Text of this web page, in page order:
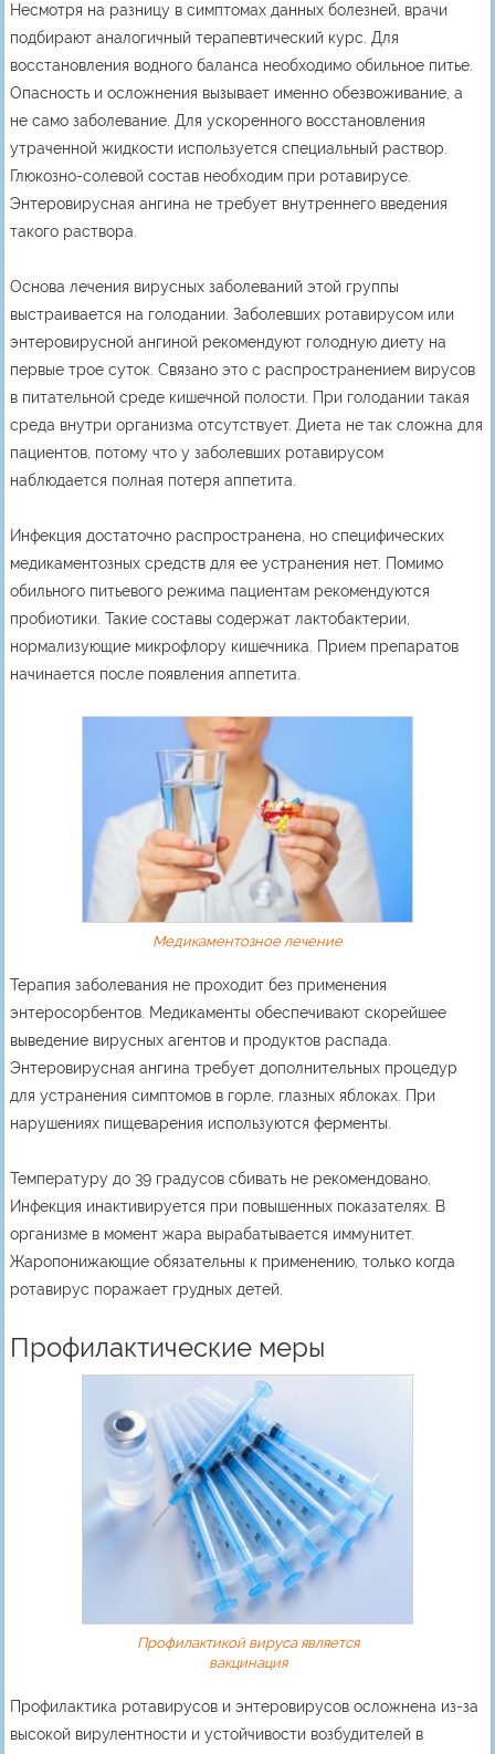
Несмотря на разницу в симптомах данных болезней, врачи
подбирают аналогичный терапевтический курс. Для
восстановления водного баланса необходимо обильное питье.
Опасность и осложнения вызывает именно обезвоживание, а
не само заболевание. Для ускоренного восстановления
утраченной жидкости используется специальный раствор.
Глюкозно-солевой состав необходим при ротавирусе.
Энтеровирусная ангина не требует внутреннего введения
такого раствора.
Основа лечения вирусных заболеваний этой группы
выстраивается на голодании. Заболевших ротавирусом или
энтеровирусной ангиной рекомендуют голодную диету на
первые трое суток. Связано это с распространением вирусов
в питательной среде кишечной полости. При голодании такая
среда внутри организма отсутствует. Диета не так сложна для
пациентов, потому что у заболевших ротавирусом
наблюдается полная потеря аппетита.
Инфекция достаточно распространена, но специфических
медикаментозных средств для ее устранения нет. Помимо
обильного питьевого режима пациентам рекомендуются
пробиотики. Такие составы содержат лактобактерии,
нормализующие микрофлору кишечника. Прием препаратов
начинается после появления аппетита.
Медикаментозное лечение
Терапия заболевания не проходит без применения
энтеросорбентов. Медикаменты обеспечивают скорейшее
выведение вирусных агентов и продуктов распада.
Энтеровирусная ангина требует дополнительных процедур
для устранения симптомов в горле, глазных яблоках. При
нарушениях пищеварения используются ферменты.
Температуру до 39 градусов сбивать не рекомендовано.
Инфекция инактивируется при повышенных показателях. В
организме в момент жара вырабатывается иммунитет.
Жаропонижающие обязательны к применению, только когда
ротавирус поражает грудных детей.
Профилактические меры
Профилактикой вируса является
вакцинация
Профилактика ротавирусов и энтеровирусов осложнена из-за
высокой вирулентности и устойчивости возбудителей в